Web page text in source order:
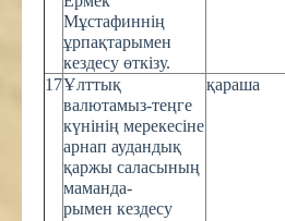
Мұстафиннің
ұрпақтарымен
кездесу өткізу.
17Ұлттық
валютамыз-теңге
күнінің мерекесіне
арнап аудандық
қаржы саласының
маманда-
рымен кездесу
қараша